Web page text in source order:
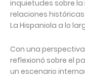
inquietudes sobre
relaciones
La Hispaniola a lo
Con una
reflexionó sobre el
un escenario